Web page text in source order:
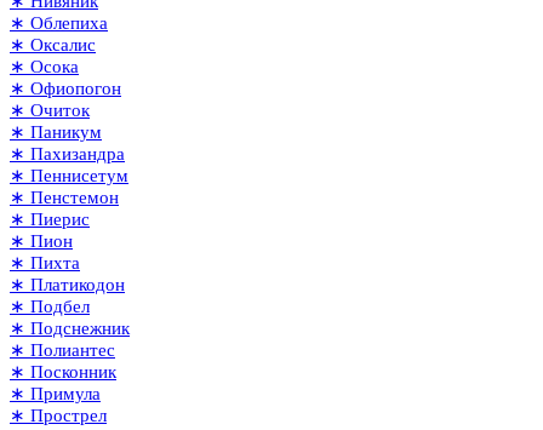
∗ Облепиха
∗ Оксалис
∗ Осока
∗ Офиопогон
∗ Очиток
∗ Паникум
∗ Пахизандра
∗ Пеннисетум
∗ Пенстемон
∗ Пиерис
∗ Пион
∗ Пихта
∗ Платикодон
∗ Подбел
∗ Подснежник
∗ Полиантес
∗ Посконник
∗ Примула
∗ Прострел